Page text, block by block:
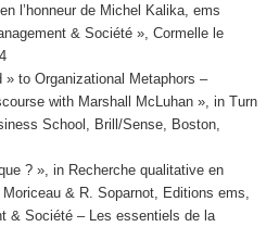
l’honneur de Michel Kalika, ems
& Société », Cormelle le
» to Organizational Metaphors –
with Marshall McLuhan », in Turn
School, Brill/Sense, Boston,
? », in Recherche qualitative en
& R. Soparnot, Editions ems,
& Société – Les essentiels de la